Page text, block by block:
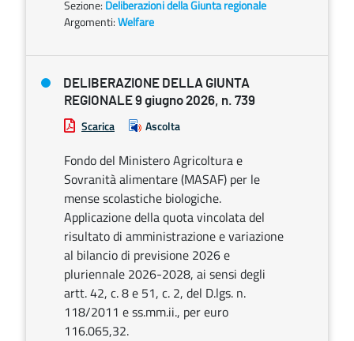
Sezione: Deliberazioni della Giunta regionale
Argomenti:Welfare
DELIBERAZIONE DELLA GIUNTA
REGIONALE 9 giugno 2026, n. 739
Scarica Ascolta
Fondo del Ministero Agricoltura e
Sovranità alimentare (MASAF) per le
mense scolastiche biologiche.
Applicazione della quota vincolata del
risultato di amministrazione e variazione
al bilancio di previsione 2026 e
pluriennale 2026-2028, ai sensi degli
artt. 42, c. 8 e 51, c. 2, del D.lgs. n.
118/2011 e ss.mm.ii., per euro
116.065,32.